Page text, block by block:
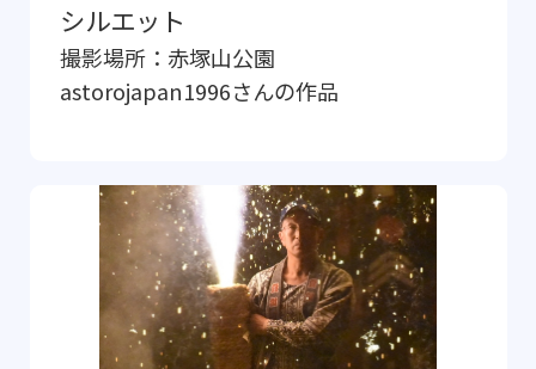
シルエット
撮影場所： 赤塚山公園
astorojapan1996さんの作品